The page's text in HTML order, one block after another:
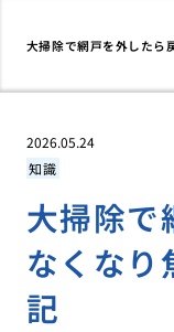
大掃除で網戸を外したら
2026.05.24
知識
大掃除で
なくなり
記